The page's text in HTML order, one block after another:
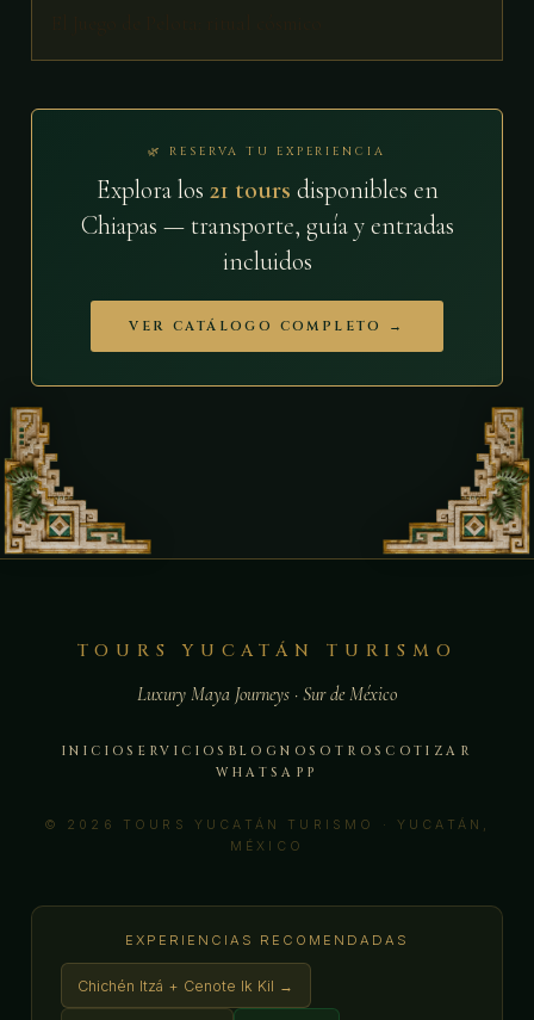
🌿 RESERVA TU EXPERIENCIA
Explora los 21 tours disponibles en
Chiapas — transporte, guía y entradas
incluidos
VER CATÁLOGO COMPLETO →
TOURS YUCATÁN TURISMO
Luxury Maya Journeys · Sur de México
INICIOSERVICIOS BLOGNOSOTROS COTIZAR
WHATSAPP
© 2026 TOURS YUCATÁN TURISMO · YUCATÁN,
MÉXICO
EXPERIENCIAS RECOMENDADAS
Chichén Itzá + Cenote Ik Kil →